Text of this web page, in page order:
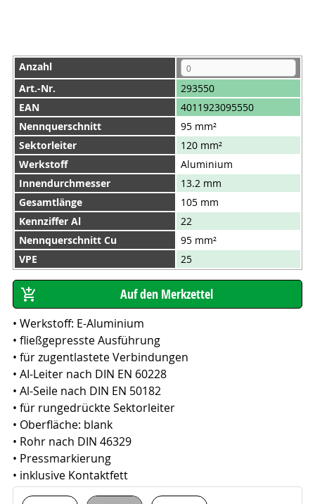
Anzahl
Art.-Nr.
293550
EAN
4011923095550
Nennquerschnitt
95 mm²
Sektorleiter
120 mm²
Werkstoff
Aluminium
Innendurchmesser
13.2 mm
Gesamtlänge
105 mm
Kennziffer Al
22
Nennquerschnitt Cu
95 mm²
VPE
25
• Werkstoff: E-Aluminium
• fließgepresste Ausführung
• für zugentlastete Verbindungen
• AI-Leiter nach DIN EN 60228
• Al-Seile nach DIN EN 50182
• für rungedrückte Sektorleiter
• Oberfläche: blank
• Rohr nach DIN 46329
• Pressmarkierung
• inklusive Kontaktfett